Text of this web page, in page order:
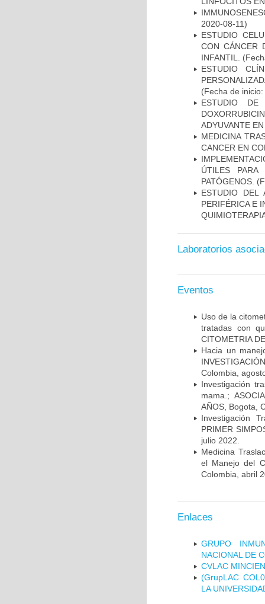
2020-08-11)
ESTUDIO
CON CÁNCER
INFANTIL.
ESTUDIO
(Fecha de
ESTUDIO DE
ADYUVANTE
MEDICINA
CANCER EN
ÚTILES
PATÓGENOS.
ESTUDIO DEL
PERIFÉRICA E
Laboratorios
Eventos
Uso de la
tratadas con
CITOMETRIA
Hacia un
Colombia,
Investigación
mama.;
AÑOS, Bogota,
Investigación
PRIMER
julio 2022.
Medicina
el Manejo del
Colombia, abril
Enlaces
GRUPO
NACIONAL DE
CVLAC
(GrupLAC
LA